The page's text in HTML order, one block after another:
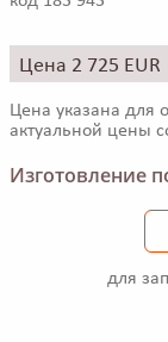
Цена 2 725 EUR
Цена указана для
актуальной цены
Изготовление
для